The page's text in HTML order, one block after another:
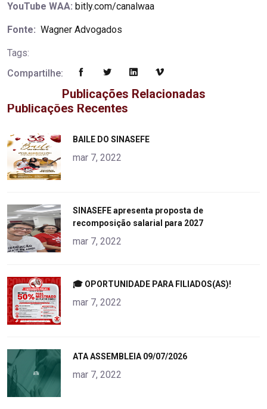
YouTube WAA: bitly.com/canalwaa
Fonte: Wagner Advogados
Tags:
Compartilhe:
Publicações Relacionadas
Publicações Recentes
alt="product">
BAILE DO SINASEFE
mar 7, 2022
alt="product">
SINASEFE apresenta proposta de
recomposição salarial para 2027
mar 7, 2022
alt="product">
🎓 OPORTUNIDADE PARA FILIADOS(AS)!
mar 7, 2022
alt="product">
ATA ASSEMBLEIA 09/07/2026
mar 7, 2022